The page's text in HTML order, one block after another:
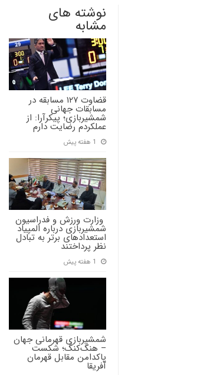
نوشته های
مشابه
قضاوت ۱۲۷ مسابقه در
مسابقات جهانی
شمشیربازی؛ پیکرآرا: از
عملکردم رضایت دارم
1 هفته پیش
‍ وزارت ورزش و فدراسیون
شمشیربازی درباره المپیاد
استعدادهای برتر به تبادل
نظر پرداختند
1 هفته پیش
شمشیربازی قهرمانی جهان
– هنگ‌کنگ؛ شکست
پاکدامن مقابل قهرمان
آفریقا